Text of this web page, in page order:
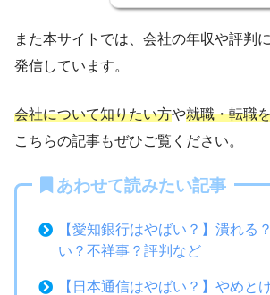
また本サイトでは、会社の年収や評判
発信しています。
会社について知りたい方や就職・転職
こちらの記事もぜひご覧ください。
あわせて読みたい記事
【愛知銀行はやばい？】潰れる
い？不祥事？評判など
【日本通信はやばい？】やめと